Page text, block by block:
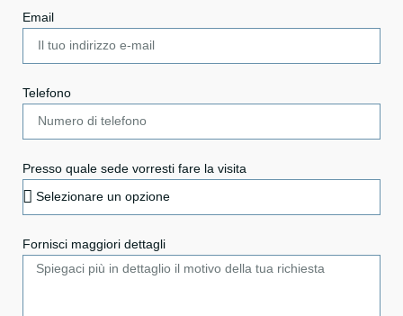
Email
Telefono
Presso quale sede vorresti fare la visita
Fornisci maggiori dettagli